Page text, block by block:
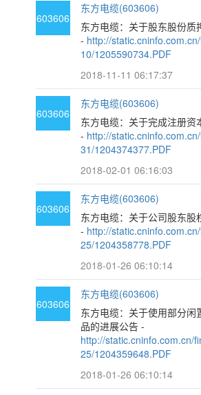
603606
东方电缆(603606)
东方电缆：关于股东股份质
- http://
10/1205590734.PDF
2018-11-11 06:17:37
603606
东方电缆(603606)
东方电缆：关于完成注册资
- http://
31/1204374377.PDF
2018-02-01 06:16:03
603606
东方电缆(603606)
东方电缆：关于公司股东股
- http://
25/1204358778.PDF
2018-01-26 06:10:14
603606
东方电缆(603606)
东方电缆：关于使用部分闲
品的进展公告 -
http://static.cninfo.com.cn/
25/1204359648.PDF
2018-01-26 06:10:14